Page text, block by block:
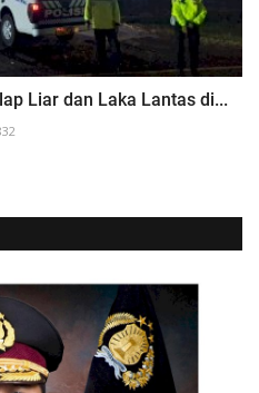
Liar dan Laka Lantas di...